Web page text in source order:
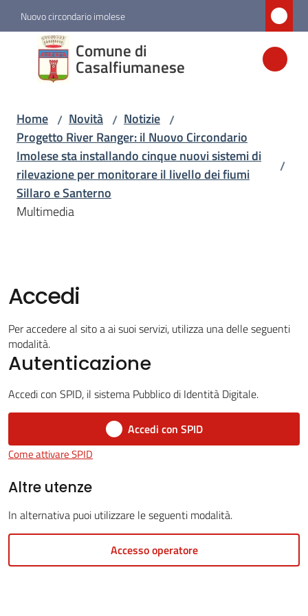
Vai al contenuto
Vai alla navigazione
Vai al footer
Nuovo circondario imolese
Comune di
Casalfiumanese
Comune di
Casalfiumanese
Amministrazione
Novità
Menu selezionato
Casalfiumanese
5x1000
Servizi
line
Tutti
gli
argomenti
Home / Novità / Notizie /
Progetto River Ranger: il Nuovo Circondario
Imolese sta installando cinque nuovi sistemi di
rilevazione per monitorare il livello dei fiumi
Sillaro e Santerno
/
Multimedia
Accedi
Per accedere al sito a ai suoi servizi, utilizza una delle seguenti
modalità.
Autenticazione
Accedi con SPID, il sistema Pubblico di Identità Digitale.
Accedi con SPID
Come attivare SPID
Altre utenze
In alternativa puoi utilizzare le seguenti modalità.
Accesso operatore